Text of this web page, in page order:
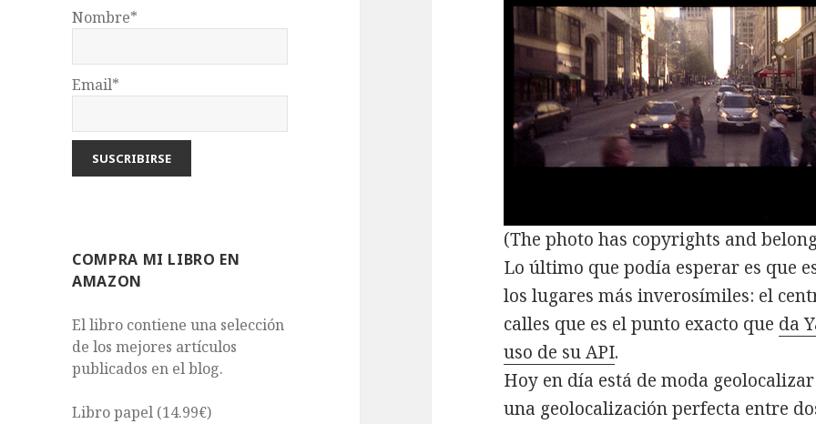
Nombre*
Email*
COMPRA MI LIBRO EN
AMAZON
El libro contiene una selección
de los mejores artículos
publicados en el blog.
Libro papel (14.99€)
(The photo has copyrights and
Lo último que podía esperar es que
los lugares más inverosímiles: el
calles que es el punto exacto que da
uso de su API.
Hoy en día está de moda
una geolocalización perfecta entre